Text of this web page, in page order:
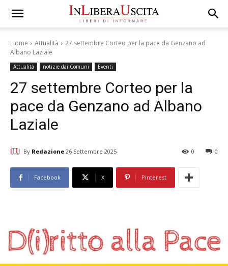
Home Attualità
27 settembre Corteo per la pace da Genzano ad
Albano Laziale
Attualità notizie dai Comuni Eventi
27 settembre Corteo per la
pace da Genzano ad Albano
Laziale
By Redazione 26 Settembre 2025 0
0
Facebook X Pinterest